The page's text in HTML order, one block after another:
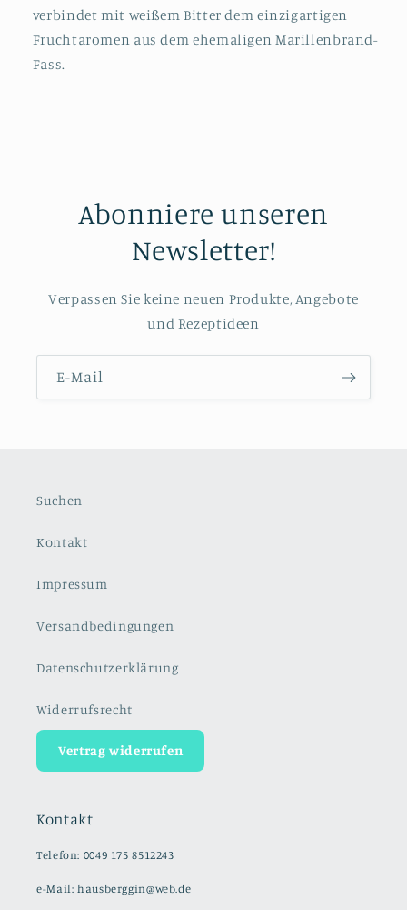
verbindet mit weißem Bitter dem einzigartigen
Fruchtaromen aus dem ehemaligen Marillenbrand-
Fass.
Abonniere unseren
Newsletter!
Verpassen Sie keine neuen Produkte, Angebote
und Rezeptideen
E-Mail
Suchen
Kontakt
Impressum
Versandbedingungen
Datenschutzerklärung
Widerrufsrecht
Vertrag widerrufen
Kontakt
Telefon: 0049 175 8512243
e-Mail: hausberggin@web.de